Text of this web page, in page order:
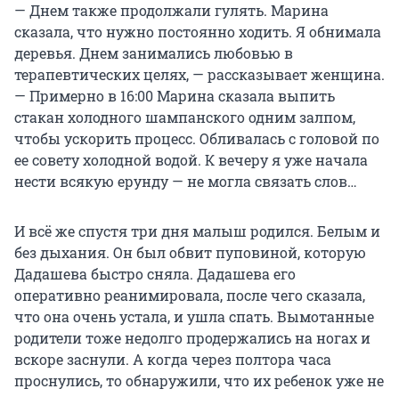
— Днем также продолжали гулять. Марина
сказала, что нужно постоянно ходить. Я обнимала
деревья. Днем занимались любовью в
терапевтических целях, — рассказывает женщина.
— Примерно в 16:00 Марина сказала выпить
стакан холодного шампанского одним залпом,
чтобы ускорить процесс. Обливалась с головой по
ее совету холодной водой. К вечеру я уже начала
нести всякую ерунду — не могла связать слов…
И всё же спустя три дня малыш родился. Белым и
без дыхания. Он был обвит пуповиной, которую
Дадашева быстро сняла. Дадашева его
оперативно реанимировала, после чего сказала,
что она очень устала, и ушла спать. Вымотанные
родители тоже недолго продержались на ногах и
вскоре заснули. А когда через полтора часа
проснулись, то обнаружили, что их ребенок уже не